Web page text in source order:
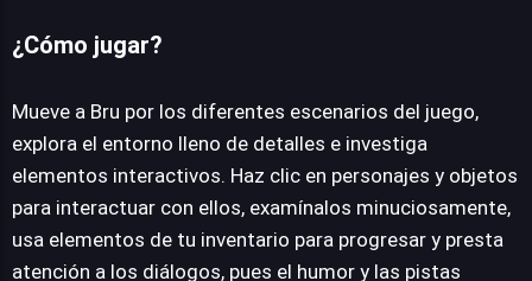
dibujadas a mano que confieren al universo un encanto
sino el pilar narrativo que impulsa la experiencia. A
medida que los jugadores exploran este peculiar mundo,
se enfrentarán a puzles ingeniosos que, aunque lógicos,
siempre incluyen ese toque de lo absurdo inherente al
juego. La combinación de controles intuitivos y diálogos
entrañables garantiza una experiencia de juego fluida y
¿Cómo jugar?
Mueve a Bru por los diferentes escenarios del juego,
explora el entorno lleno de detalles e investiga
elementos interactivos. Haz clic en personajes y objetos
para interactuar con ellos, examínalos minuciosamente,
usa elementos de tu inventario para progresar y presta
atención a los diálogos, pues el humor y las pistas